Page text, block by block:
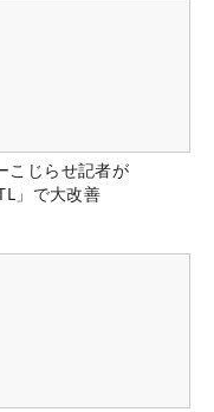
こじらせ記者が
」で大改善